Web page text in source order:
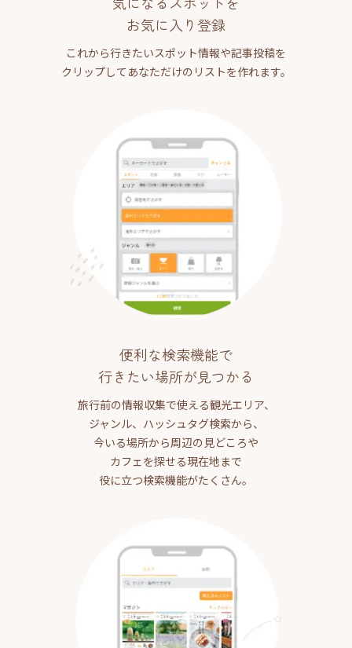
お気に入り登録
これから行きたいスポット情報や記事投稿を
クリップしてあなただけのリストを作れます。
便利な検索機能で
行きたい場所が見つかる
旅行前の情報収集で使える観光エリア、
ジャンル、ハッシュタグ検索から、
今いる場所から周辺の見どころや
カフェを探せる現在地まで
役に立つ検索機能がたくさん。